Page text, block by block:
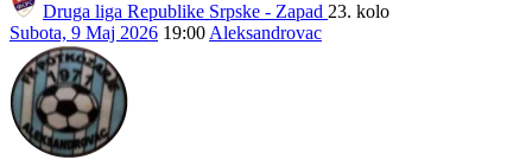
Druga liga Republike Srpske - Zapad 23. kolo
Subota, 9 Maj 2026 19:00 Aleksandrovac